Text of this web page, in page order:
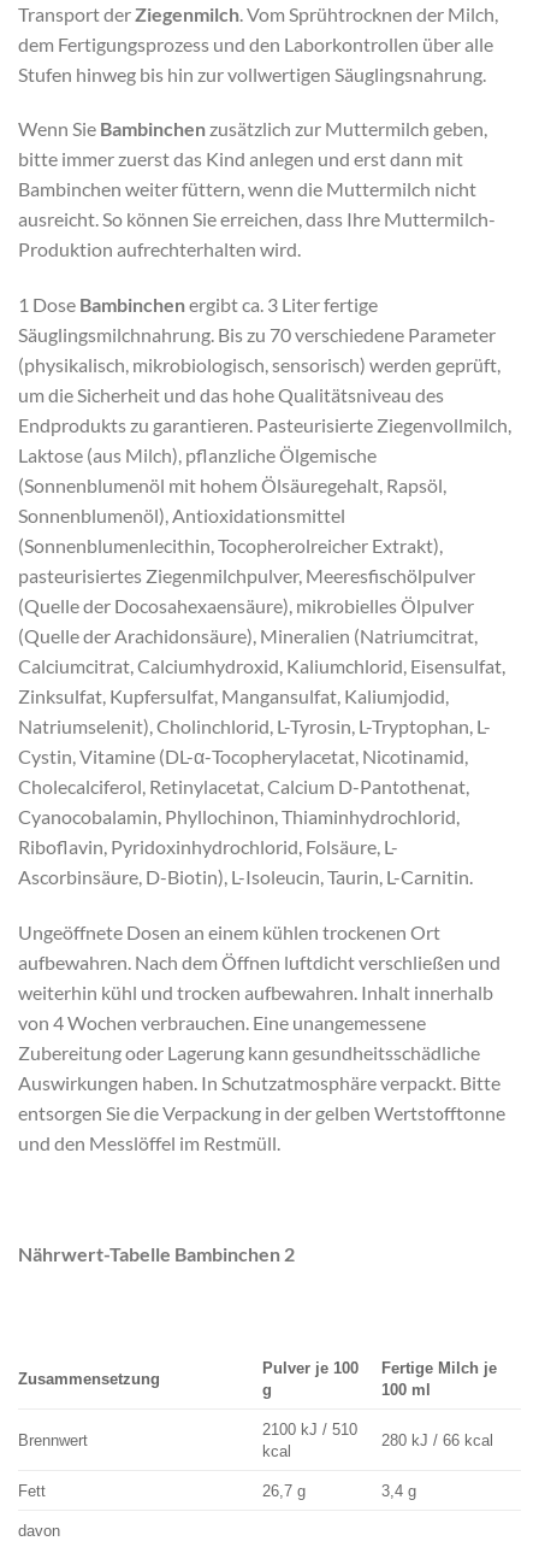
Transport der Ziegenmilch . Vom Sprühtrocknen der Milch,
dem Fertigungsprozess und den Laborkontrollen über alle
Stufen hinweg bis hin zur vollwertigen Säuglingsnahrung.
Wenn Sie Bambinchenzusätzlich zur Muttermilch geben,
bitte immer zuerst das Kind anlegen und erst dann mit
Bambinchen weiter füttern, wenn die Muttermilch nicht
ausreicht. So können Sie erreichen, dass Ihre Muttermilch-
Produktion aufrechterhalten wird.
1 Dose Bambinchenergibt ca. 3 Liter fertige
Säuglingsmilchnahrung. Bis zu 70 verschiedene Parameter
(physikalisch, mikrobiologisch, sensorisch) werden geprüft,
um die Sicherheit und das hohe Qualitätsniveau des
Endprodukts zu garantieren. Pasteurisierte Ziegenvollmilch,
Laktose (aus Milch), pflanzliche Ölgemische
(Sonnenblumenöl mit hohem Ölsäuregehalt, Rapsöl,
Sonnenblumenöl), Antioxidationsmittel
(Sonnenblumenlecithin, Tocopherolreicher Extrakt),
pasteurisiertes Ziegenmilchpulver, Meeresfischölpulver
(Quelle der Docosahexaensäure), mikrobielles Ölpulver
(Quelle der Arachidonsäure), Mineralien (Natriumcitrat,
Calciumcitrat, Calciumhydroxid, Kaliumchlorid, Eisensulfat,
Zinksulfat, Kupfersulfat, Mangansulfat, Kaliumjodid,
Natriumselenit), Cholinchlorid, L-Tyrosin, L-Tryptophan, L-
Cystin, Vitamine (DL-α-Tocopherylacetat, Nicotinamid,
Cholecalciferol, Retinylacetat, Calcium D-Pantothenat,
Cyanocobalamin, Phyllochinon, Thiaminhydrochlorid,
Riboflavin, Pyridoxinhydrochlorid, Folsäure, L-
Ascorbinsäure, D-Biotin), L-Isoleucin, Taurin, L-Carnitin.
Ungeöffnete Dosen an einem kühlen trockenen Ort
aufbewahren. Nach dem Öffnen luftdicht verschließen und
weiterhin kühl und trocken aufbewahren. Inhalt innerhalb
von 4 Wochen verbrauchen. Eine unangemessene
Zubereitung oder Lagerung kann gesundheitsschädliche
Auswirkungen haben. In Schutzatmosphäre verpackt. Bitte
entsorgen Sie die Verpackung in der gelben Wertstofftonne
und den Messlöffel im Restmüll.
Nährwert-Tabelle Bambinchen 2
Zusammensetzung
Pulver je 100
g
Fertige Milch je
100 ml
Brennwert
2100 kJ / 510
kcal
280 kJ / 66 kcal
Fett 26,7 g 3,4 g
davon